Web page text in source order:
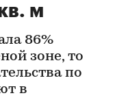
м
86%
зоне, то
по
в